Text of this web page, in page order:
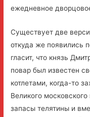
ежедневное
Существует две
откуда же появились
гласит, что князь
повар был известен
котлетами, когда-то
Великого
запасы телятины и